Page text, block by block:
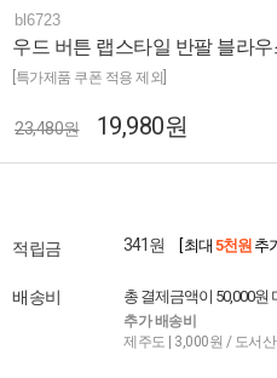
bl6723
우드 버튼 랩스타일 반팔 블라우
[특가제품 쿠폰 적용 제외]
23,480원 19,980원
적립금 341원 [ 최대 5천원 추
배송비 총 결제금액이 50,000원
추가 배송비
제주도 | 3,000원 / 도서